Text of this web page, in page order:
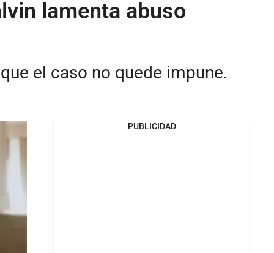
lamenta abuso
el caso no quede impune.
PUBLICIDAD